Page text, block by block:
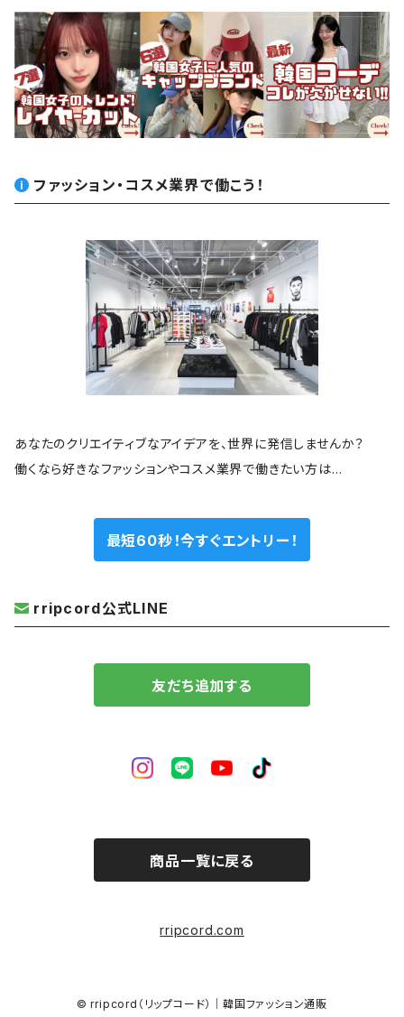
ファッション・コスメ業界で働こう！
あなたのクリエイティブなアイデアを、世界に発信しませんか？
働くなら好きなファッションやコスメ業界で働きたい方は…
最短60秒！今すぐエントリー！
rripcord公式LINE
友だち追加する
商品一覧に戻る
rripcord.com
© rripcord（リップコード）｜韓国ファッション通販